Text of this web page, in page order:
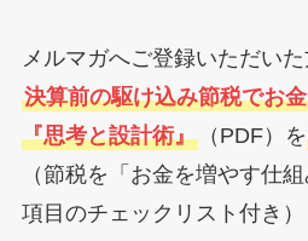
メルマガへご登録いただいた
決算前の駆け込み節税でお
『思考と設計術』（PDF）を
（節税を「お金を増やす仕
項目のチェックリスト付き）